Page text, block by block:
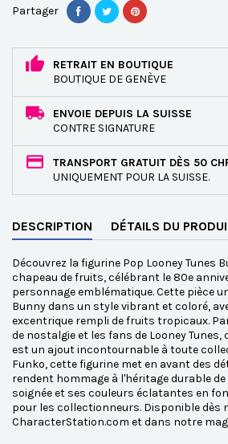
Partager
RETRAIT EN BOUTIQUE
BOUTIQUE DE GENÈVE
ENVOIE DEPUIS LA SUISSE
CONTRE SIGNATURE
TRANSPORT GRATUIT DÈS 50
UNIQUEMENT POUR LA SUISSE.
DESCRIPTION DÉTAILS DU
Découvrez la figurine Pop Looney Tunes
chapeau de fruits, célébrant le 80e
personnage emblématique. Cette pièce
Bunny dans un style vibrant et coloré,
excentrique rempli de fruits tropicaux.
de nostalgie et les fans de Looney
est un ajout incontournable à toute
Funko, cette figurine met en avant des
rendent hommage à l'héritage durable
soignée et ses couleurs éclatantes en
pour les collectionneurs. Disponible dès
CharacterStation.com et dans notre